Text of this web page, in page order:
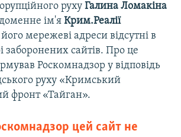
руху Галина Ломакіна
ім'я Крим.Реалії
мережеві адреси відсутні в
заборонених сайтів. Про це
Роскомнадзор у відповідь
руху «Кримський
фронт «Тайган».
цей сайт не